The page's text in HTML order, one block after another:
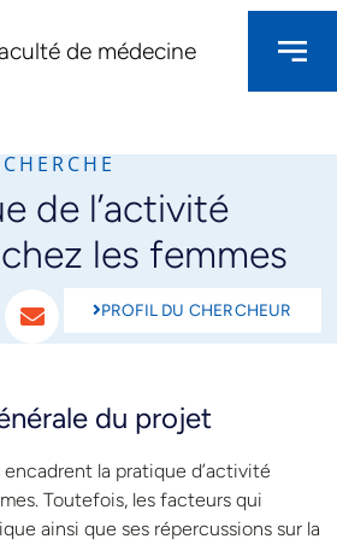
de médecine
de l’activité
les femmes
PROFIL DU CHERCHEUR
du projet
la pratique d’activité
Toutefois, les facteurs qui
ainsi que ses répercussions sur la